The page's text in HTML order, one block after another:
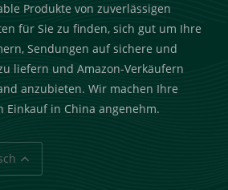
Produkte von zuverlässigen
für Sie zu finden, sich gut um Ihre
Sendungen auf sichere und
liefern und Amazon-Verkäufern
anzubieten. Wir machen Ihre
Einkauf in China angenehm.